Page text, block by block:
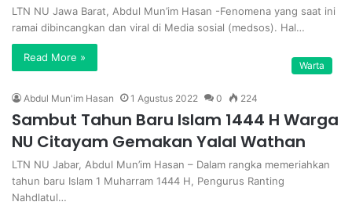
LTN NU Jawa Barat, Abdul Mun’im Hasan -Fenomena yang saat ini
ramai dibincangkan dan viral di Media sosial (medsos). Hal…
Read More »
Warta
Abdul Mun'im Hasan 1 Agustus 2022 0 224
Sambut Tahun Baru Islam 1444 H Warga
NU Citayam Gemakan Yalal Wathan
LTN NU Jabar, Abdul Mun’im Hasan – Dalam rangka memeriahkan
tahun baru Islam 1 Muharram 1444 H, Pengurus Ranting
Nahdlatul…